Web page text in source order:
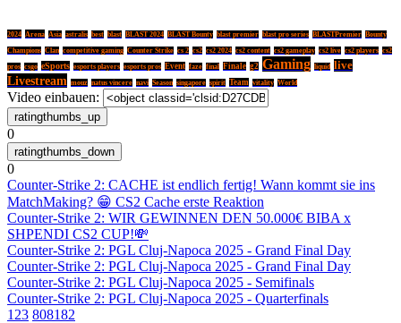
2024 Arena Asia astralis best blast BLAST 2024 BLAST Bounty blast premier blast pro series BLASTPremier Bounty
Champions Clan competitive gaming Counter Strike cs 2 cs2 cs2 2024 cs2 content cs2 gameplay cs2 live cs2 players cs2
pros csgo eSports esports players esports pros Event faze final Finale g2 Gaming liquid live
Livestream mouz natus vincere navi Season singapore spirit Team vitality World
Video einbauen:
0
0
Counter-Strike 2: CACHE ist endlich fertig! Wann kommt sie ins
MatchMaking? 😁 CS2 Cache erste Reaktion
Counter-Strike 2: WIR GEWINNEN DEN 50.000€ BIBA x
SHPENDI CS2 CUP!💸
Counter-Strike 2: PGL Cluj-Napoca 2025 - Grand Final Day
Counter-Strike 2: PGL Cluj-Napoca 2025 - Grand Final Day
Counter-Strike 2: PGL Cluj-Napoca 2025 - Semifinals
Counter-Strike 2: PGL Cluj-Napoca 2025 - Quarterfinals
1 23 808182